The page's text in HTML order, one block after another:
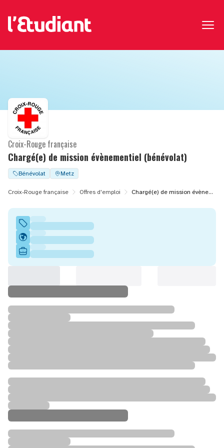
Chargé(e) de mission évènementiel (bénévolat)
Croix-Rouge française
Bénévolat Metz
Croix-Rouge française Offres d'emploi Chargé(e) de mission évènementiel (bénévolat)